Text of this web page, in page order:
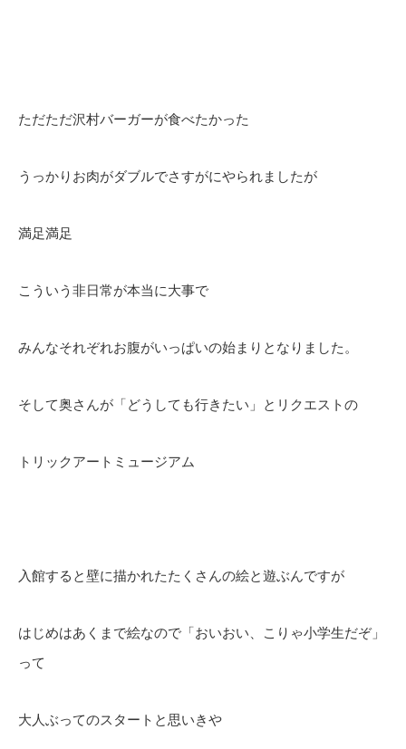
ただただ沢村バーガーが食べたかった
うっかりお肉がダブルでさすがにやられましたが
満足満足
こういう非日常が本当に大事で
みんなそれぞれお腹がいっぱいの始まりとなりました。
そして奥さんが「どうしても行きたい」とリクエストの
トリックアートミュージアム
入館すると壁に描かれたたくさんの絵と遊ぶんですが
はじめはあくまで絵なので「おいおい、こりゃ小学生だぞ」
って
大人ぶってのスタートと思いきや